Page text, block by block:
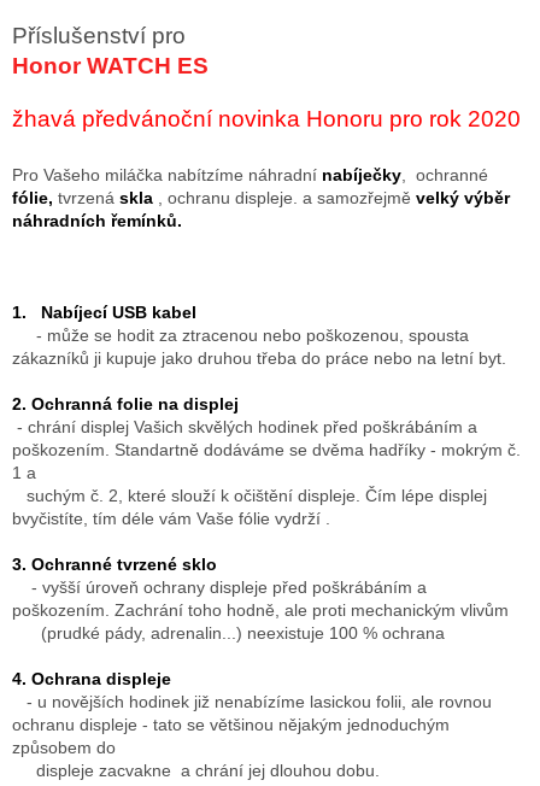
r
k
y
v
u
Příslušenství pro
Honor WATCH ES
žhavá předvánoční novinka Honoru pro rok 2020
Pro Vašeho miláčka nabítzíme náhradní nabíječky, ochranné
fólie, tvrzená skla , ochranu displeje. a samozřejmě velký výběr
náhradních řemínků.
1. Nabíjecí USB kabel
- může se hodit za ztracenou nebo poškozenou, spousta
zákazníků ji kupuje jako druhou třeba do práce nebo na letní byt.
2. Ochranná folie na displej
- chrání displej Vašich skvělých hodinek před poškrábáním a
poškozením. Standartně dodáváme se dvěma hadříky - mokrým č.
1 a
suchým č. 2, které slouží k očištění displeje. Čím lépe displej
bvyčistíte, tím déle vám Vaše fólie vydrží .
3. Ochranné tvrzené sklo
- vyšší úroveň ochrany displeje před poškrábáním a
poškozením. Zachrání toho hodně, ale proti mechanickým vlivům
(prudké pády, adrenalin...) neexistuje 100 % ochrana
4. Ochrana displeje
- u novějších hodinek již nenabízíme lasickou folii, ale rovnou
ochranu displeje - tato se většinou nějakým jednoduchým
způsobem do
displeje zacvakne a chrání jej dlouhou dobu.